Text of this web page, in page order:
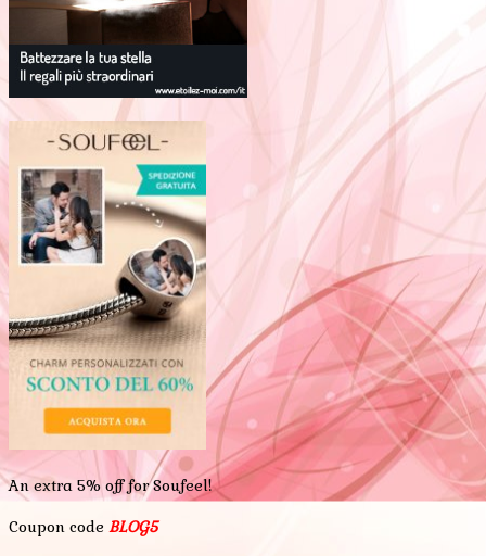
An extra 5% off for Soufeel!
Coupon code BLOG5